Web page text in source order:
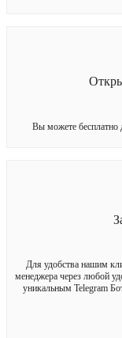
Вы можете бесплатно
Для удобства нашим
менеджера через любой
уникальным Telegram